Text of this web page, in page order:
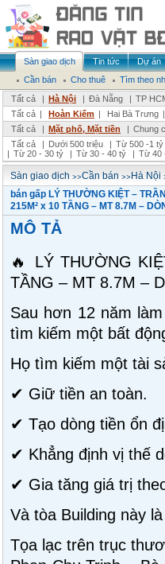
Sàn giao dịch Tin tức Dự án
Cần bán
Cho thuê
Tìm theo
Tất cả
| Hà Nội | Đà Nẵng | TP
Tất cả | Hoàn Kiếm | Hai Bà Trưng |
Tất cả
| Mặt phố, Mặt tiền | Chung
Tất cả
| Dưới 500 triệu | Từ 500 -1 tỷ
| Từ 20 - 30 tỷ | Từ 30 - 40 tỷ | Từ 40
Sàn giao dịch >>Cần bán >>Hà Nội
bán gấp LÝ THƯỜNG KIỆT –
215M² x 10 TẦNG – MT 8.7M –
MÔ TẢ
🔥 LÝ THƯỜNG
TẦNG – MT 8.7M –
Sau hơn 12 năm
tìm kiếm một bất
Họ tìm kiếm một tài
✔ Giữ tiền an toàn.
✔ Tạo dòng tiền ổn
✔ Khẳng định vị thế
✔ Gia tăng giá trị
Và tòa Building này
Tọa lạc trên trục